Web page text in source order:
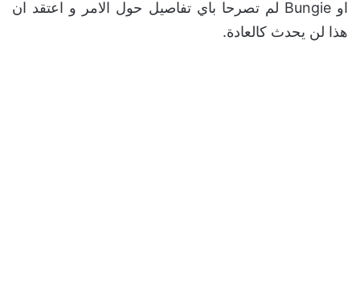
او Bungie لم تصرحا باي تفاصيل حول الامر و اعتقد ان
هذا لن يحدث كالعادة.